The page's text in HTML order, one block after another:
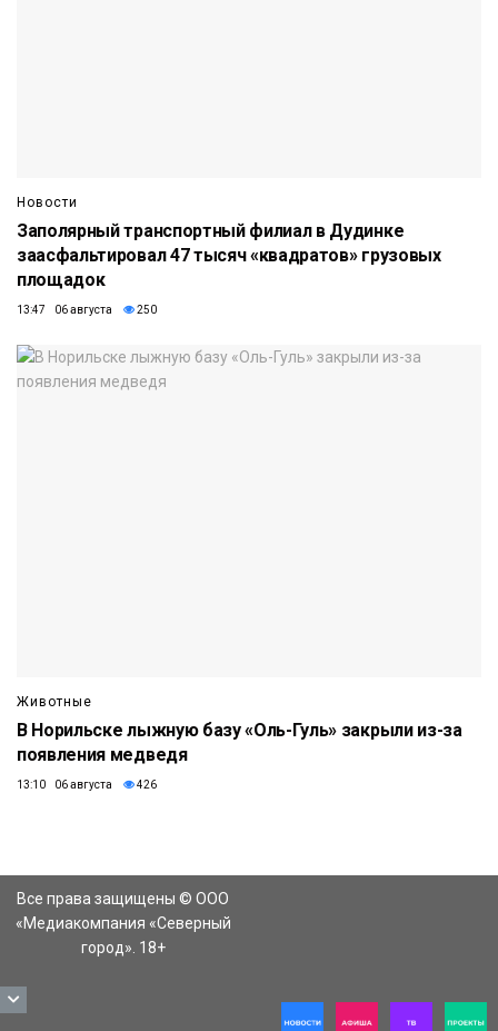
Новости
Заполярный транспортный филиал в Дудинке
заасфальтировал 47 тысяч «квадратов» грузовых
площадок
13:47 06 августа 250
Животные
В Норильске лыжную базу «Оль-Гуль» закрыли из-за
появления медведя
13:10 06 августа 426
Все права защищены © ООО
«Медиакомпания «Северный
город». 18+